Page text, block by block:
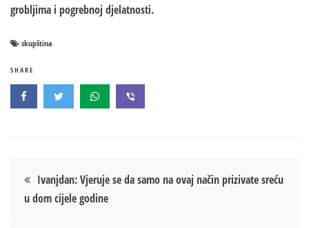
grobljima i pogrebnoj djelatnosti.
skupština
SHARE
Кретање
чланка
Ivanjdan: Vjeruje se da samo na ovaj način prizivate sreću
u dom cijele godine